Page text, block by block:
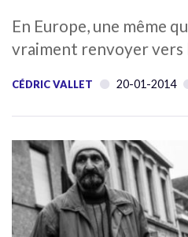
En Europe, une même
vraiment renvoyer vers
CÉDRIC VALLET 20-01-2014